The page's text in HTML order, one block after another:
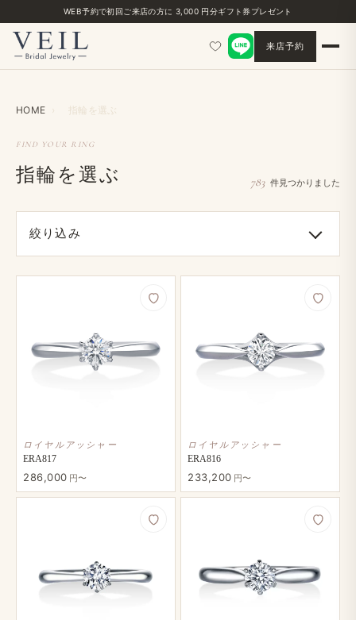
WEB予約で​初回ご来店の​方に​ 3,000 円分ギフト券プレゼント
来店予約
HOME › 指輪を​選ぶ
FIND YOUR RING
指輪を選ぶ 783 件見つかりました
絞り込み
ロイヤルアッシャー
ERA817
286,000 円〜
ロイヤルアッシャー
ERA816
233,200 円〜